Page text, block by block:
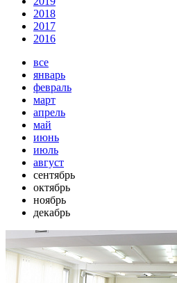
2018
2017
2016
все
январь
февраль
март
апрель
май
июнь
июль
август
сентябрь
октябрь
ноябрь
декабрь